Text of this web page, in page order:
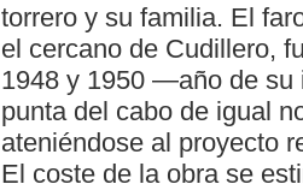
torrero y su familia. El
el cercano de Cudillero,
1948 y 1950 —año de su
punta del cabo de igual
ateniéndose al proyecto
El coste de la obra se